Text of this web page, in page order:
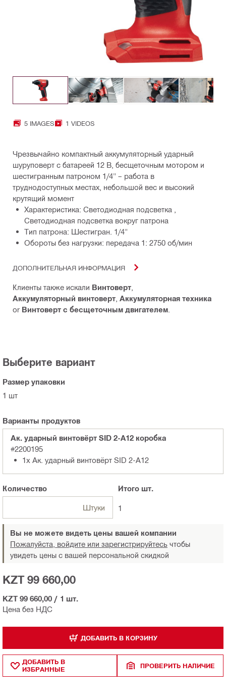
5 IMAGES 1 VIDEOS
Чрезвычайно компактный аккумуляторный ударный
шуруповерт с батареей 12 В, бесщеточным мотором и
шестигранным патроном 1/4" – работа в
труднодоступных местах, небольшой вес и высокий
крутящий момент
Характеристика: Светодиодная подсветка ,
Светодиодная подсветка вокруг патрона
Тип патрона: Шестигран. 1/4"
Обороты без нагрузки: передача 1: 2750 об/мин
ДОПОЛНИТЕЛЬНАЯ ИНФОРМАЦИЯ
Клиенты также искали Винтоверт
Аккумуляторный винтоверт Аккумуляторная техника
or Винтоверт с бесщеточным двигателем
Выберите вариант
Размер упаковки
1 шт
Варианты продуктов
Ак. ударный винтовёрт SID 2-A12 коробка
#2200195
1x Ак. ударный винтовёрт SID 2-A12
Количество
Штуки
Итого шт.
1
Вы не можете видеть цены вашей компании
Пожалуйста, войдите или зарегистрируйтесь чтобы
увидеть цены с вашей персональной скидкой
Цена без НДС
KZT 99 660,00
KZT 99 660,00 / 1 шт.
ДОБАВИТЬ В КОРЗИНУ
ДОБАВИТЬ В
ИЗБРАННЫЕ
ПРОВЕРИТЬ НАЛИЧИЕ